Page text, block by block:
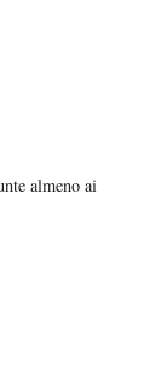
almeno ai